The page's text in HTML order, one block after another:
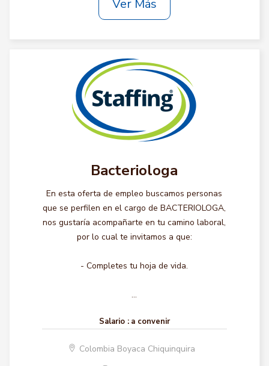
Ver Más
Bacteriologa
En esta oferta de empleo buscamos personas
que se perfilen en el cargo de BACTERIOLOGA,
nos gustaría acompañarte en tu camino laboral,
por lo cual te invitamos a que:
- Completes tu hoja de vida.
...
Salario : a convenir
Colombia Boyaca Chiquinquira